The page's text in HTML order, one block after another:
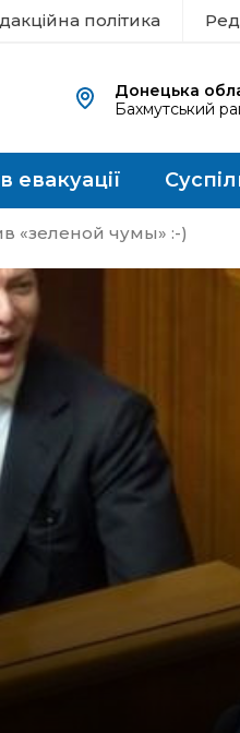
політика
Донецька
Бахмутський
евакуації
«зеленой чумы» :-)